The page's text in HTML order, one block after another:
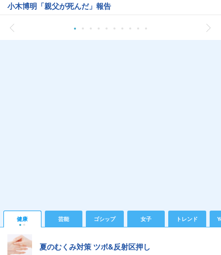
小木博明「親父が死んだ」報告
健康 芸能 ゴシップ 女子 トレンド
夏のむくみ対策 ツボ&反射区押し